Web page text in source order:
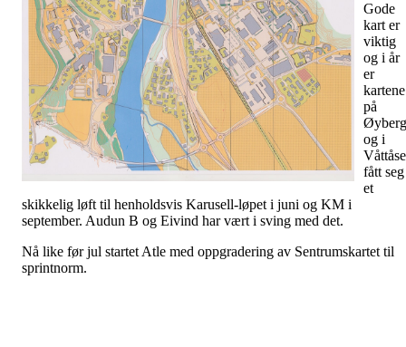
Gode
kart er
viktig
og i år
er
kartene
på
og i
fått seg
et
skikkelig løft til henholdsvis Karusell-løpet i juni og KM i
september. Audun B og Eivind har vært i sving med det.
Nå like før jul startet Atle med oppgradering av Sentrumskartet til
sprintnorm.